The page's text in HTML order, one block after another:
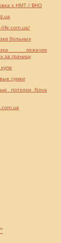
к НМТ / ВНО
life.com.ua/
больных
лежачих
за границу
сумки
потолки Nova